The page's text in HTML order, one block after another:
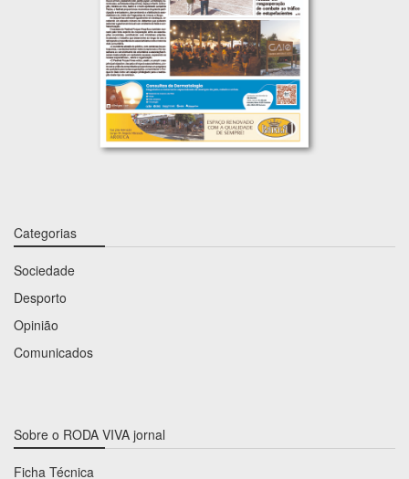
Categorias
Sociedade
Desporto
Opinião
Comunicados
Sobre o RODA VIVA jornal
Ficha Técnica